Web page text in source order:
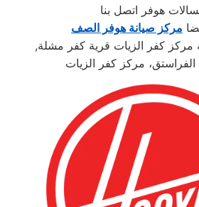
هوفر اتصل بنا
مركز صيانة هوفر الصف
مركز كفر الزيات قرية كفر مشلة,
مركز كفر الزيات